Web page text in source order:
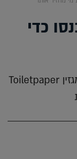
כדי
חברת Seletti משתפת פעולה עם מגזין Toiletpaper